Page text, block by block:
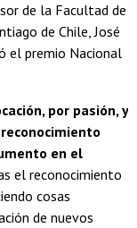
de la Facultad de
de Chile, José
el premio Nacional
por pasión, y
en el
el reconocimiento
cosas
de nuevos